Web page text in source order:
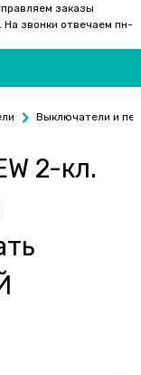
заказы
звонки отвечаем пн-
Выключатели и
2-кл.